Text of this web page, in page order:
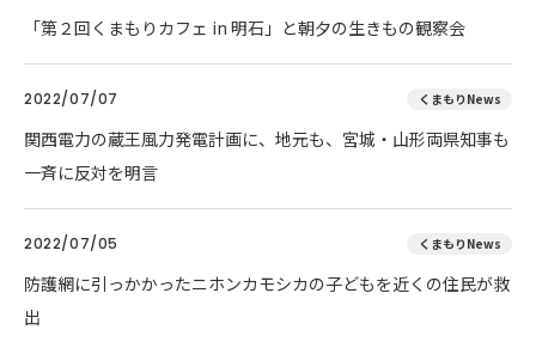
「第２回くまもりカフェ in 明石」と朝夕の生きもの観察会
2022/07/07 くまもりNews
関西電力の蔵王風力発電計画に、地元も、宮城・山形両県知事も
一斉に反対を明言
2022/07/05 くまもりNews
防護網に引っかかったニホンカモシカの子どもを近くの住民が救
出